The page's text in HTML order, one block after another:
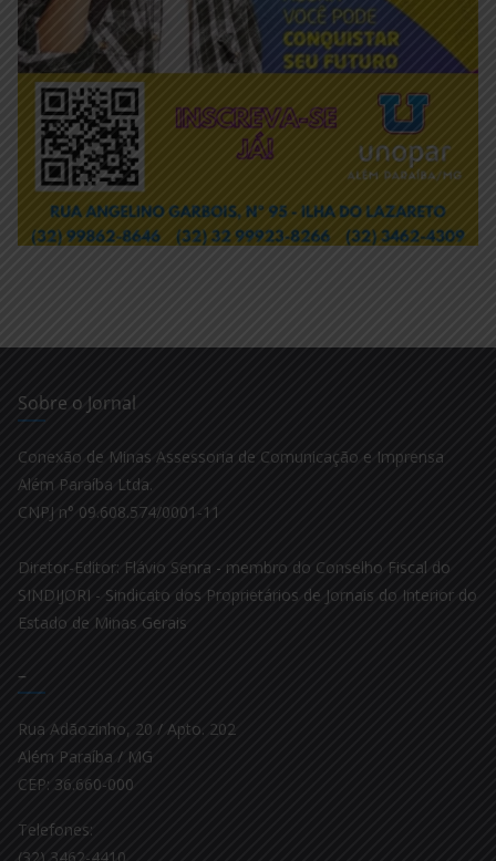
Sobre o Jornal
Conexão de Minas Assessoria de Comunicação e Imprensa
Além Paraíba Ltda.
CNPJ n° 09.608.574/0001-11
Diretor-Editor: Flávio Senra - membro do Conselho Fiscal do
SINDIJORI - Sindicato dos Proprietários de Jornais do Interior do
Estado de Minas Gerais
–
Rua Adãozinho, 20 / Apto. 202
Além Paraíba / MG
CEP: 36.660-000
Telefones: